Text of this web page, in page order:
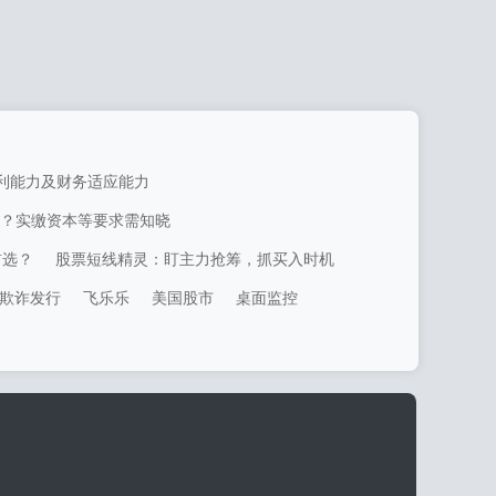
能力及财务适应能力
实缴资本等要求需知晓
？ 股票短线精灵：盯主力抢筹，抓买入时机
欺诈发行 飞乐乐 美国股市 桌面监控